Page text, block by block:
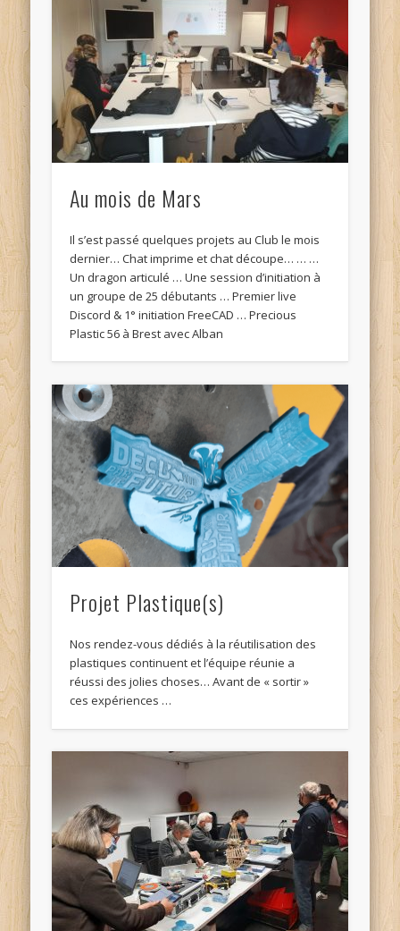
Au mois de Mars
Il s’est passé quelques projets au Club le mois
dernier… Chat imprime et chat découpe… … …
Un dragon articulé … Une session d’initiation à
un groupe de 25 débutants … Premier live
Discord & 1° initiation FreeCAD … Precious
Plastic 56 à Brest avec Alban
Projet Plastique(s)
Nos rendez-vous dédiés à la réutilisation des
plastiques continuent et l’équipe réunie a
réussi des jolies choses… Avant de « sortir »
ces expériences …